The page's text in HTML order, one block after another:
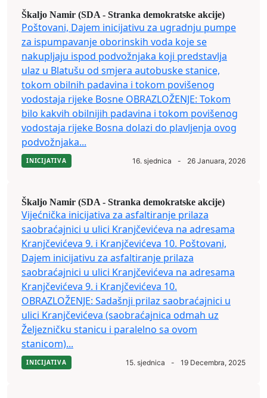
Škaljo Namir (SDA - Stranka demokratske akcije)
Poštovani, Dajem inicijativu za ugradnju pumpe
za ispumpavanje oborinskih voda koje se
nakupljaju ispod podvožnjaka koji predstavlja
ulaz u Blatušu od smjera autobuske stanice,
tokom obilnih padavina i tokom povišenog
vodostaja rijeke Bosne OBRAZLOŽENJE: Tokom
bilo kakvih obilnijih padavina i tokom povišenog
vodostaja rijeke Bosna dolazi do plavljenja ovog
podvožnjaka...
INICIJATIVA 16. sjednica - 26 Januara, 2026
Škaljo Namir (SDA - Stranka demokratske akcije)
Vijećnička inicijativa za asfaltiranje prilaza
saobraćajnici u ulici Kranjčevićeva na adresama
Kranjčevićeva 9. i Kranjčevićeva 10. Poštovani,
Dajem inicijativu za asfaltiranje prilaza
saobraćajnici u ulici Kranjčevićeva na adresama
Kranjčevićeva 9. i Kranjčevićeva 10.
OBRAZLOŽENJE: Sadašnji prilaz saobraćajnici u
ulici Kranjčevićeva (saobraćajnica odmah uz
Željezničku stanicu i paralelno sa ovom
stanicom)...
INICIJATIVA 15. sjednica - 19 Decembra, 2025